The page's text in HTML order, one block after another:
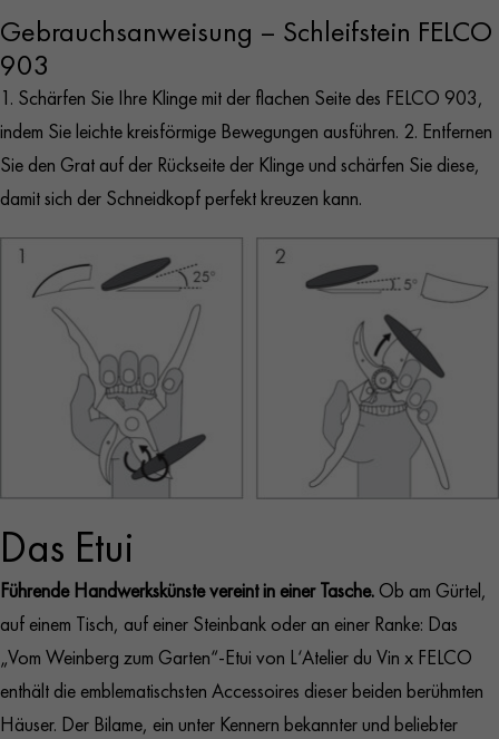
Gebrauchsanweisung – Schleifstein FELCO
903
1. Schärfen Sie Ihre Klinge mit der flachen Seite des FELCO 903,
indem Sie leichte kreisförmige Bewegungen ausführen. 2. Entfernen
Sie den Grat auf der Rückseite der Klinge und schärfen Sie diese,
damit sich der Schneidkopf perfekt kreuzen kann.
Das Etui
Führende Handwerkskünste vereint in einer Tasche.Ob am Gürtel,
auf einem Tisch, auf einer Steinbank oder an einer Ranke: Das
„Vom Weinberg zum Garten“-Etui von L‘Atelier du Vin x FELCO
enthält die emblematischsten Accessoires dieser beiden berühmten
Häuser. Der Bilame, ein unter Kennern bekannter und beliebter